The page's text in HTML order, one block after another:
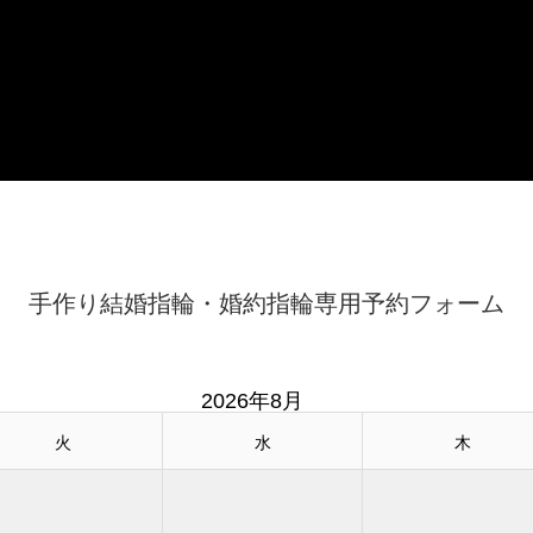
手作り結婚指輪・婚約指輪専用予約フォーム
2026年8月
火 水 木